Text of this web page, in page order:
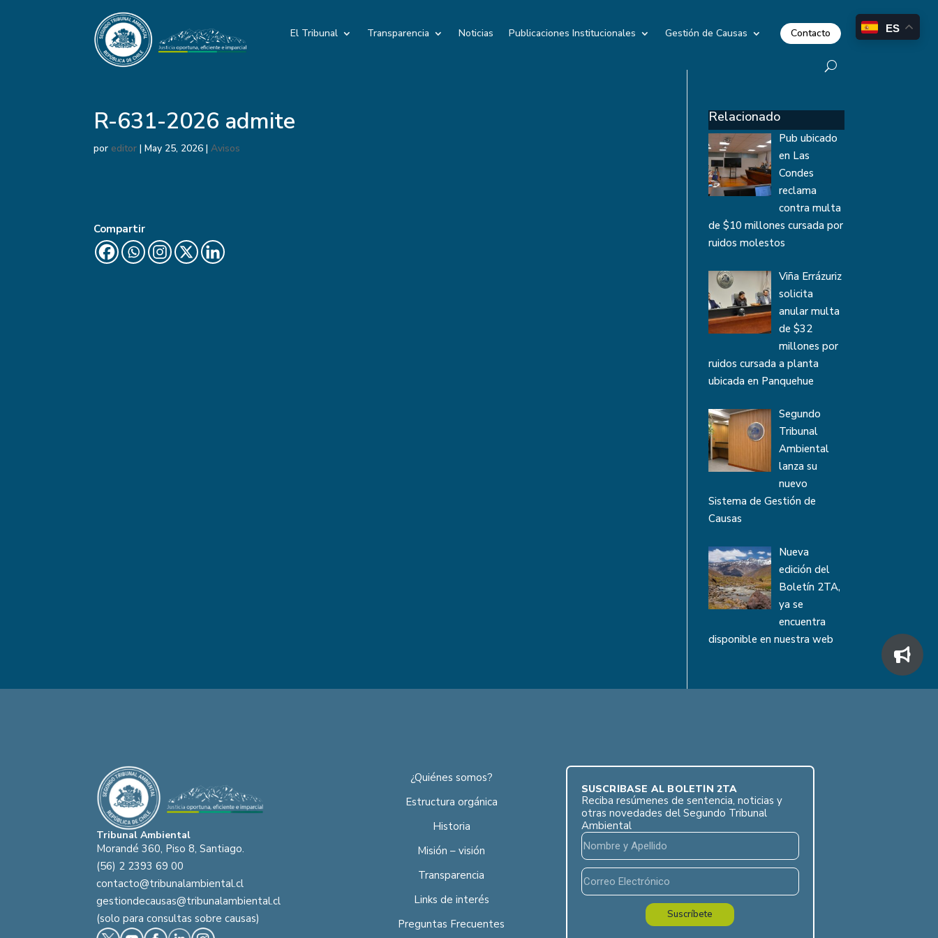
El Tribunal Transparencia Noticias Publicaciones Institucionales Gestión de Causas Contacto
R-631-2026 admite
por editor |May 25, 2026 |Avisos
Compartir
Relacionado
Pub ubicado
en Las
Condes
reclama
contra multa
de $10 millones cursada por
ruidos molestos
Viña Errázuriz
solicita
anular multa
de $32
millones por
ruidos cursada a planta
ubicada en Panquehue
Segundo
Tribunal
Ambiental
lanza su
nuevo
Sistema de Gestión de
Causas
Nueva
edición del
Boletín 2TA,
ya se
encuentra
disponible en nuestra web
Tribunal Ambiental
Morandé 360, Piso 8, Santiago.
(56) 2 2393 69 00
contacto@tribunalambiental.cl
gestiondecausas@tribunalambiental.cl
(solo para consultas sobre causas)
¿Quiénes somos?
Estructura orgánica
Historia
Misión – visión
Transparencia
Links de interés
Preguntas Frecuentes
SUSCRÍBASE AL BOLETÍN 2TA
Reciba resúmenes de sentencia, noticias y
otras novedades del Segundo Tribunal
Ambiental
Suscríbete
ES